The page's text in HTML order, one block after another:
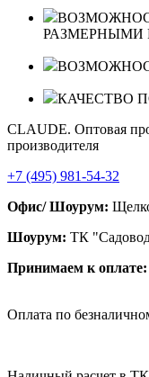
РАЗМЕРНЫМИ
КАЧЕСТВО
CLAUDE. Оптовая
производителя
+7 (495) 981-54-32
Офис/ Шоурум:
Шоурум: ТК
Принимаем к оплате:
Оплата по